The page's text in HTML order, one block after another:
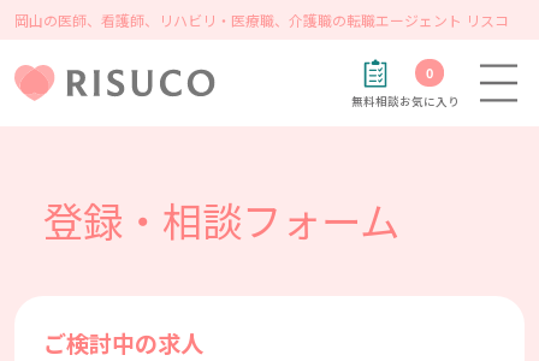
岡山の医師、看護師、リハビリ・医療職、介護職の転職エージェント リスコ
無料相談
0
お気に入り
登録・相談フォーム
ご検討中の求人